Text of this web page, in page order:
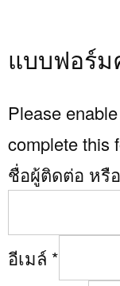
แบบฟอร์ม
Please
complete this
ชื่อผู้ติดต่อ หรื
อีเมล์ *